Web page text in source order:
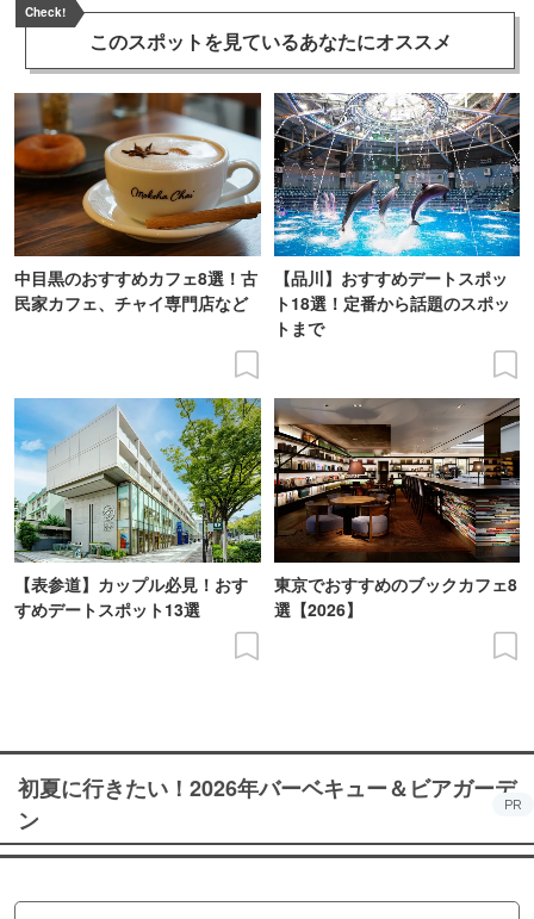
Check!
このスポットを見ているあなたにオススメ
中目黒のおすすめカフェ8選！古
民家カフェ、チャイ専門店など
【品川】おすすめデートスポッ
ト18選！定番から話題のスポッ
トまで
【表参道】カップル必見！おす
すめデートスポット13選
東京でおすすめのブックカフェ8
選【2026】
初夏に行きたい！2026年バーベキュー＆ビアガーデ
ン
PR